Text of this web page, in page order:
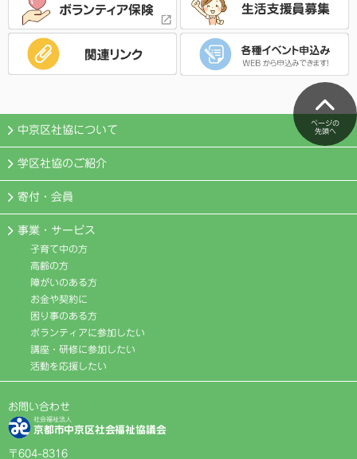
ページの
先頭へ
中京区社協について
学区社協のご紹介
寄付・会員
事業・サービス
子育て中の方
高齢の方
障がいのある方
お金や契約に
困り事のある方
ボランティアに参加したい
講座・研修に参加したい
活動を応援したい
お問い合わせ
社会福祉法人
京都市中京区社会福祉協議会
〒604-8316